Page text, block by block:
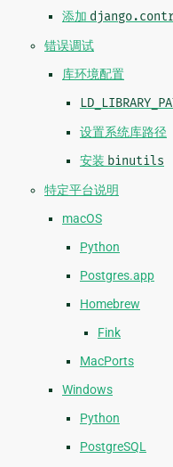
添加
错误调试
库环境配置
设置系统库路径
安装 binutils
特定平台说明
macOS
Python
Postgres.app
Homebrew
Fink
MacPorts
Windows
Python
PostgreSQL